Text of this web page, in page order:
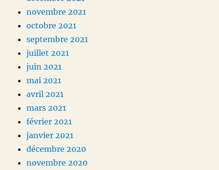
novembre 2021
octobre 2021
septembre 2021
juillet 2021
juin 2021
mai 2021
avril 2021
mars 2021
février 2021
janvier 2021
décembre 2020
novembre 2020